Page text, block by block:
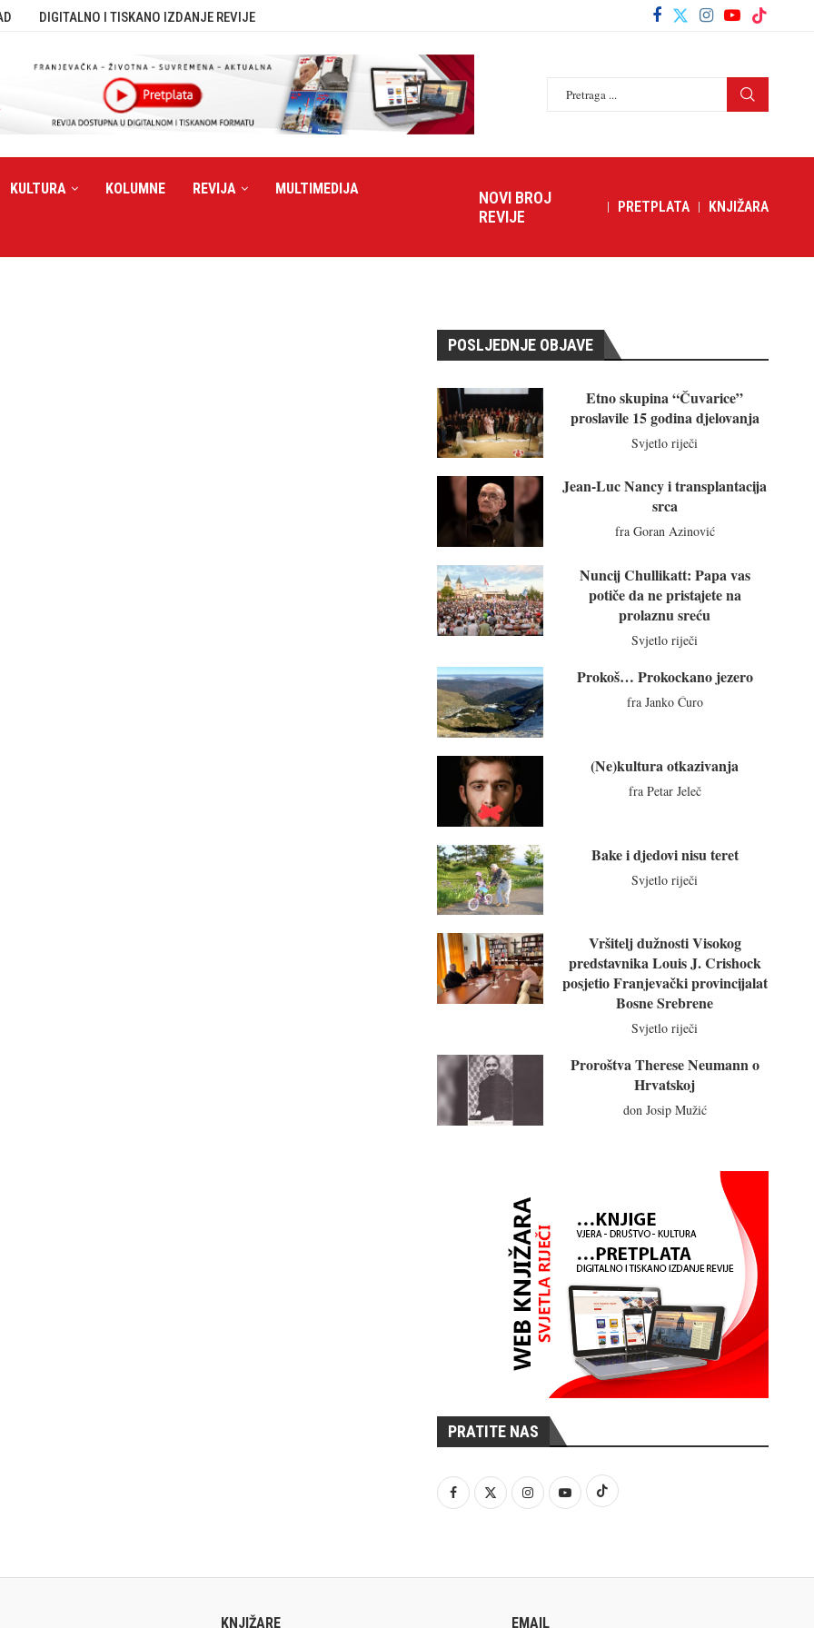
DIGITALNO I TISKANO IZDANJE REVIJE
KULTURA KOLUMNE REVIJA MULTIMEDIJA
NOVI BROJ
REVIJE
PRETPLATA KNJIŽARA
POSLJEDNJE OBJAVE
Etno skupina “Čuvarice”
proslavile 15 godina djelovanja
Svjetlo riječi
Jean-Luc Nancy i transplantacija
srca
fra Goran Azinović
Nuncij Chullikatt: Papa vas
potiče da ne pristajete na
prolaznu sreću
Svjetlo riječi
Prokoš… Prokockano jezero
fra Janko Ćuro
(Ne)kultura otkazivanja
fra Petar Jeleč
Bake i djedovi nisu teret
Svjetlo riječi
Vršitelj dužnosti Visokog
predstavnika Louis J. Crishock
posjetio Franjevački provincijalat
Bosne Srebrene
Svjetlo riječi
Proroštva Therese Neumann o
Hrvatskoj
don Josip Mužić
PRATITE NAS
KNJIŽARE EMAIL